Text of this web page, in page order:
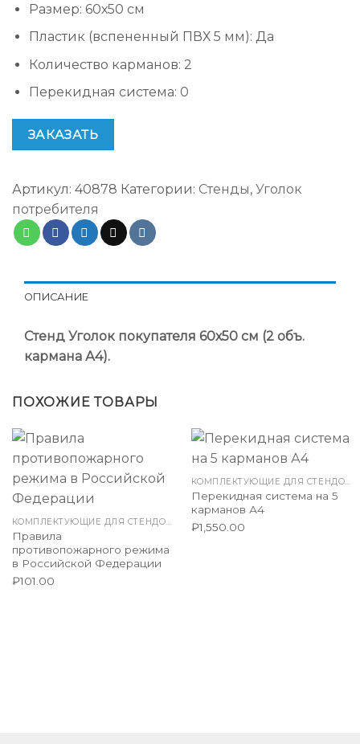
Размер: 60х50 см
Пластик (вспененный ПВХ 5 мм): Да
Количество карманов: 2
Перекидная система: 0
ЗАКАЗАТЬ
Артикул: 40878 Категории: Стенды, Уголок
потребителя
ОПИСАНИЕ
Стенд Уголок покупателя 60х50 см (2 объ.
кармана А4).
ПОХОЖИЕ ТОВАРЫ
КОМПЛЕКТУЮЩИЕ ДЛЯ СТЕНДОВ
Правила
противопожарного режима
в Российской Федерации
₽101.00
КОМПЛЕКТУЮЩИЕ ДЛЯ СТЕНДОВ
Перекидная система на 5
карманов А4
₽1,550.00